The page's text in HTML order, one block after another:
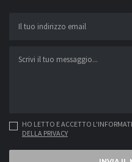
HO LETTO E ACCETTO
DELLA PRIVACY